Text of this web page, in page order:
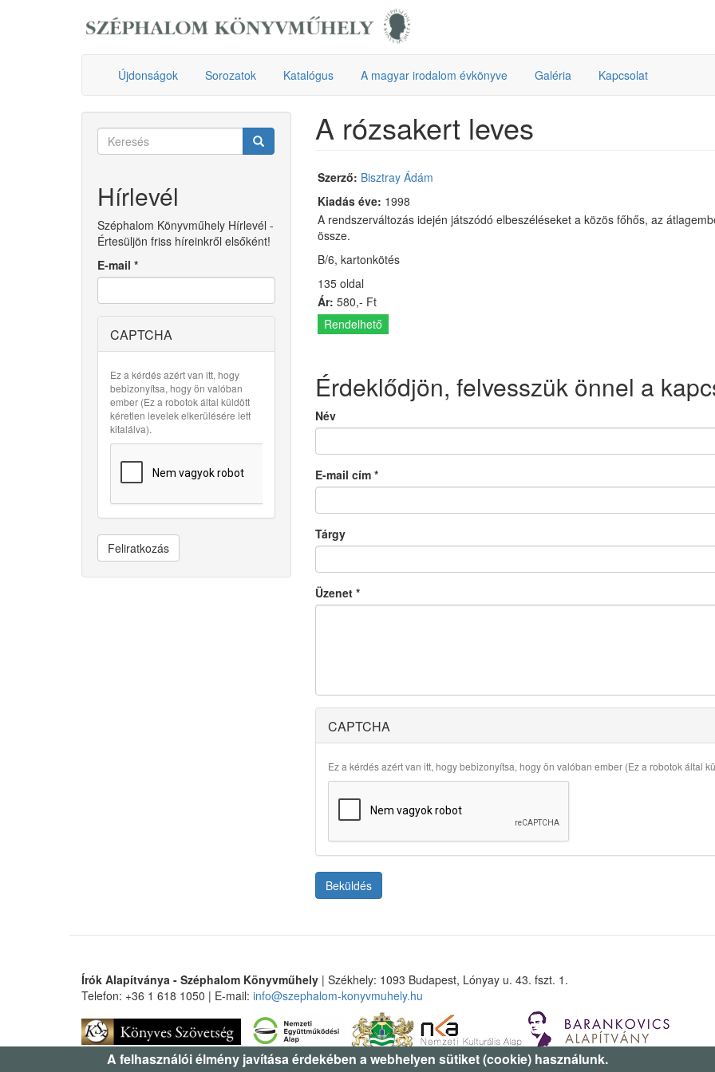
Újdonságok Sorozatok Katalógus A magyar irodalom évkönyve Galéria Kapcsolat
Keresés
Hírlevél
Széphalom Könyvműhely Hírlevél -
Értesüljön friss híreinkről elsőként!
E-mail *
CAPTCHA
Ez a kérdés azért van itt, hogy
bebizonyítsa, hogy ön valóban
ember (Ez a robotok által küldött
kéretlen levelek elkerülésére lett
kitalálva).
Feliratkozás
A rózsakert leves
Szerző: Bisztray Ádám
Kiadás éve: 1998
A rendszerváltozás idején játszódó elbeszéléseket a közös főhős, az
össze.
B/6, kartonkötés
135 oldal
Ár: 580,- Ft
Rendelhető
Érdeklődjön, felvesszük önnel a
Név
E-mail cím *
Tárgy
Üzenet *
CAPTCHA
Ez a kérdés azért van itt, hogy bebizonyítsa, hogy ön valóban ember (Ez a robotok által
Beküldés
Írók Alapítványa - Széphalom Könyvműhely | Székhely: 1093 Budapest, Lónyay u. 43. fszt. 1.
Telefon: +36 1 618 1050 | E-mail: info@szephalom-konyvmuhely.hu
A felhasználói élmény javítása érdekében a webhelyen sütiket (cookie) használunk.